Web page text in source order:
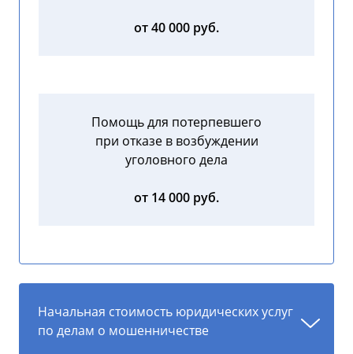
от 40 000 руб.
Помощь для потерпевшего
при отказе в возбуждении
уголовного дела
от 14 000 руб.
Начальная стоимость юридических услуг
по делам о мошенничестве